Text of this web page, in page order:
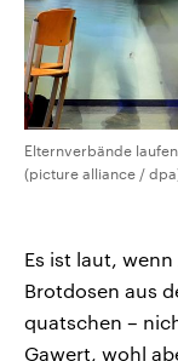
Elternverbände
(picture alliance /
Es ist laut,
Brotdosen aus
quatschen –
Gawert, wohl